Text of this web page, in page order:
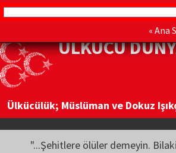
« Ana
ÜLKÜCÜ
Ülkücülük; Müslüman ve Dokuz
"...Şehitlere ölüler demeyin.